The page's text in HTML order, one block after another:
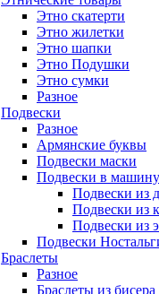
Этно скатерти
Этно жилетки
Этно шапки
Этно Подушки
Этно сумки
Разное
Подвески
Разное
Армянские буквы
Подвески маски
Подвески в машину
Подвески из
Подвески из
Подвески из
Подвески
Браслеты
Разное
Браслеты из бисера